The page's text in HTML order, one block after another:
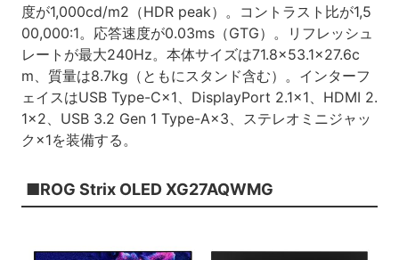
度が1,000cd/m2（HDR peak）。コントラスト比が1,5
00,000:1。応答速度が0.03ms（GTG）。リフレッシュ
レートが最大240Hz。本体サイズは71.8×53.1×27.6c
m、質量は8.7kg（ともにスタンド含む）。インターフ
ェイスはUSB Type-C×1、DisplayPort 2.1×1、HDMI 2.
1×2、USB 3.2 Gen 1 Type-A×3、ステレオミニジャッ
ク×1を装備する。
■ROG Strix OLED XG27AQWMG